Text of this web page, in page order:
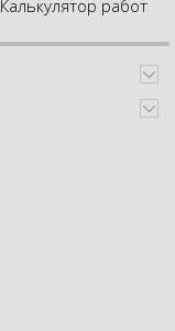
Калькулятор работ